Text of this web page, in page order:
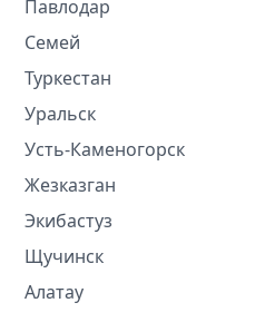
Павлодар
Семей
Туркестан
Уральск
Усть-Каменогорск
Жезказган
Экибастуз
Щучинск
Алатау